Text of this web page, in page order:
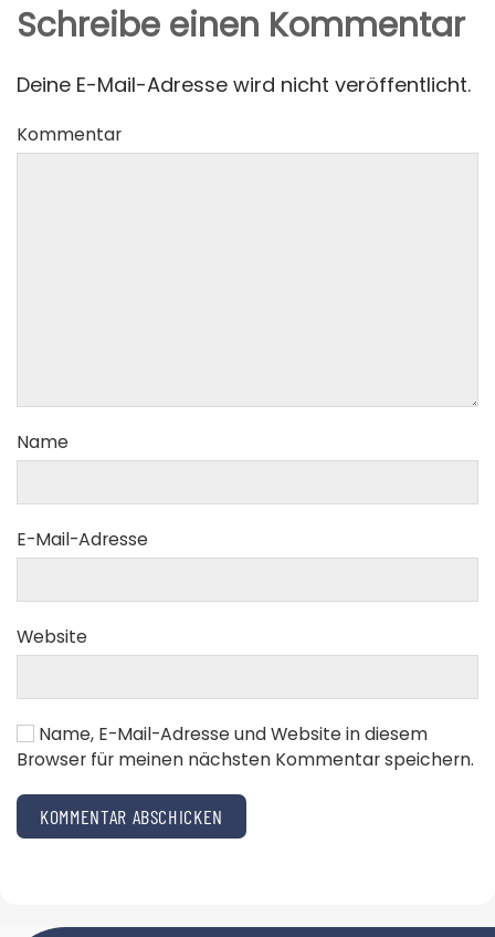
Schreibe einen Kommentar
Deine E-Mail-Adresse wird nicht veröffentlicht.
Kommentar
Name
E-Mail-Adresse
Website
Name, E-Mail-Adresse und Website in diesem
Browser für meinen nächsten Kommentar speichern.
KOMMENTAR ABSCHICKEN